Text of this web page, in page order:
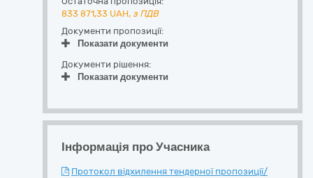
833 871,33 UAH, з ПДВ
Документи пропозиції:
Показати документи
Документи рішення:
Показати документи
Інформація про Учасника
Протокол відхилення тендерної пропозиції/